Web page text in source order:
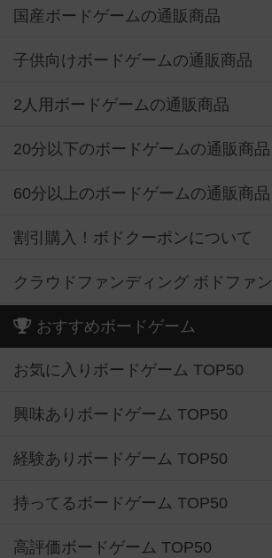
国産ボードゲームの通販商品
子供向けボードゲームの通販商品
2人用ボードゲームの通販商品
20分以下のボードゲームの通販商品
60分以上のボードゲームの通販商品
割引購入！ボドクーポンについて
クラウドファンディング ボドファン
おすすめボードゲーム
お気に入りボードゲーム TOP50
興味ありボードゲーム TOP50
経験ありボードゲーム TOP50
持ってるボードゲーム TOP50
高評価ボードゲーム TOP50